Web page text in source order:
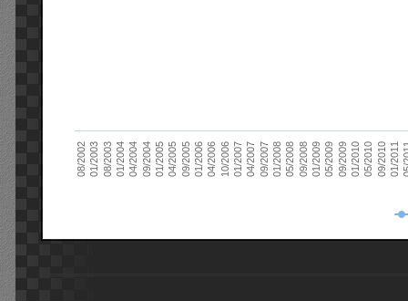
08/200201/200308/200301/200404/200409/200401/200504/200509/200501/200604/200610/200601/200704/200709/200701/200805/200809/200801/200905/200909/200901/201005/201009/201001/2011